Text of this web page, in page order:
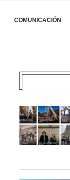
COMUNICACIÓN